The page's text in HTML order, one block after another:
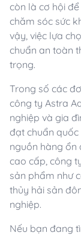
còn là cơ hội
chăm sóc sức
vậy, việc lựa
chuẩn an toàn
trọng.
Trong số các
công ty Astra
nghiệp và gia
đạt chuẩn quốc
nguồn hàng ổn
cao cấp, công
sản phẩm như
thủy hải sản
nghiệp.
Nếu bạn đang